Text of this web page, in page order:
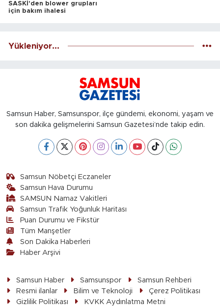
SASKİ'den blower grupları
için bakım ihalesi
Yükleniyor...
Samsun Haber, Samsunspor, ilçe gündemi, ekonomi, yaşam ve
son dakika gelişmelerini Samsun Gazetesi’nde takip edin.
Samsun Nöbetçi Eczaneler
Samsun Hava Durumu
SAMSUN Namaz Vakitleri
Samsun Trafik Yoğunluk Haritası
Puan Durumu ve Fikstür
Tüm Manşetler
Son Dakika Haberleri
Haber Arşivi
Samsun Haber Samsunspor
Samsun Rehberi
Resmi ilanlar
Bilim ve Teknoloji
Çerez Politikası
Gizlilik Politikası
KVKK Aydınlatma Metni